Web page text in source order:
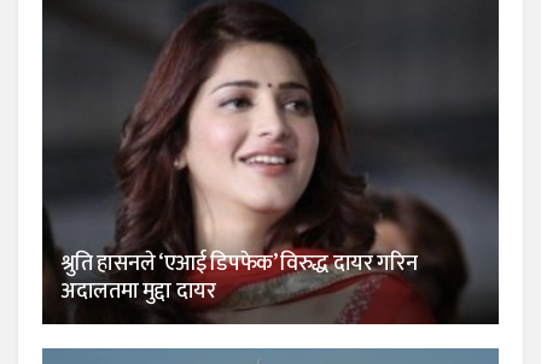
श्रुति हासनले ‘एआई डिपफेक’ विरुद्ध दायर गरिन
अदालतमा मुद्दा दायर